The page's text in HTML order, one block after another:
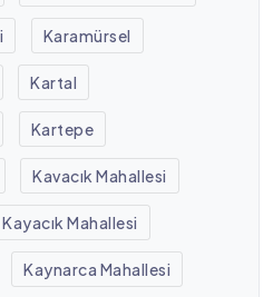
Karamürsel
Kartal
Kartepe
Kavacık Mahallesi
Kayacık Mahallesi
Kaynarca Mahallesi